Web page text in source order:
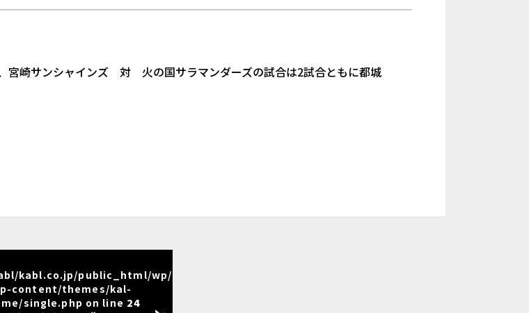
宮崎サンシャインズ 対 火の国サラマンダーズの試合は2試合ともに都城
kabl.co.jp/public_html/wp/
content/themes/kal-
single.php on line 24